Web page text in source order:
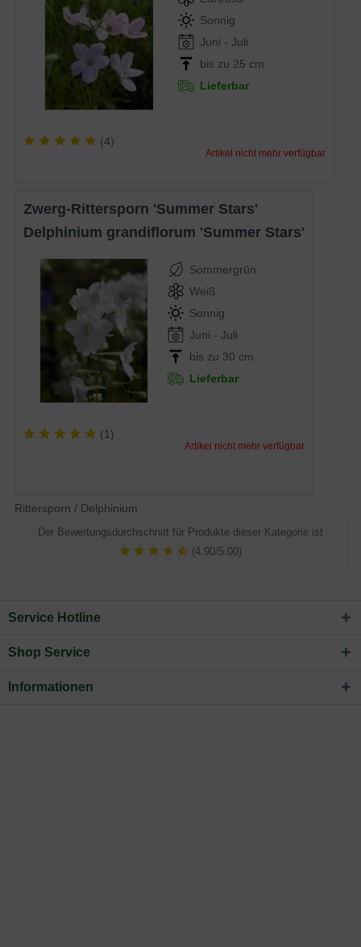
Sonnig
Juni - Juli
bis zu 25 cm
Lieferbar
(4)
Artikel nicht mehr verfügbar
Zwerg-Rittersporn 'Summer Stars'
Delphinium grandiflorum 'Summer Stars'
Sommergrün
Weiß
Sonnig
Juni - Juli
bis zu 30 cm
Lieferbar
(1)
Artikel nicht mehr verfügbar
Rittersporn / Delphinium
Der Bewertungsdurchschnitt für Produkte dieser Kategorie ist
(4.90/5.00)
Service Hotline
Shop Service
Informationen